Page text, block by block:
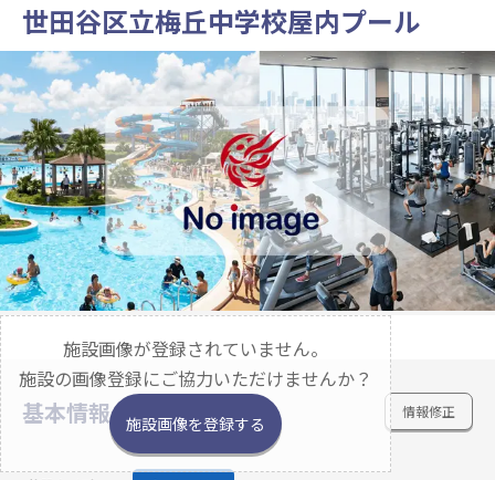
世田谷区立梅丘中学校屋内プール
施設画像が登録されていません。
施設の画像登録にご協力いただけませんか？
施設画像を登録する
基本情報 情報修正